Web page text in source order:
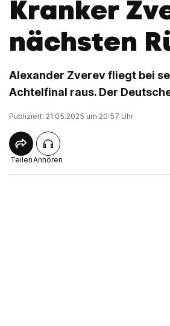
Kranker
nächsten
Alexander Zverev fliegt bei
Achtelfinal raus. Der
Publiziert: 21.05.2025 um 20:57 Uhr
TeilenAnhören